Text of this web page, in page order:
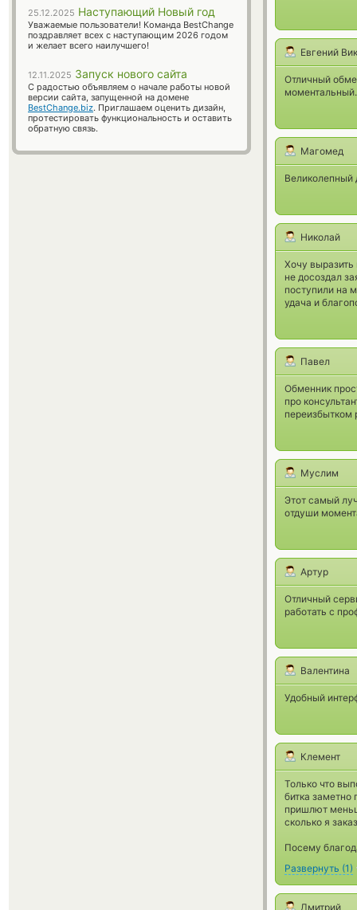
Евгений
Отличный
Магомед
Великолепный
Николай
Хочу
не досоздал
поступили на
удача и
Павел
Обменник
про
переизбытком
Муслим
Этот самый
отдуши
Артур
Отличный
работать с
Валентина
Удобный
Клемент
Только что
битка заметно
пришлют
сколько я
Посему
Развернуть (1)
Дмитрий
25.12.2025 Наступающий Новый год
Уважаемые пользователи! Команда BestChange
поздравляет всех с наступающим 2026 годом
и желает всего наилучшего!
12.11.2025 Запуск нового сайта
С радостью объявляем о начале работы новой
версии сайта, запущенной на домене
BestChange.biz. Приглашаем оценить дизайн,
протестировать функциональность и оставить
обратную связь.